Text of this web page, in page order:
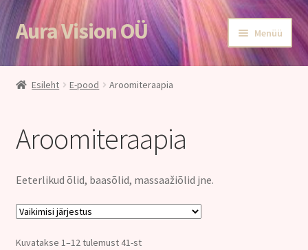
Liigu
navigeerimisele
Liigu
sisu
juurde
Aura Vision OÜ Menüü
Esileht
Teenused
Aroomiteraapia
Ole terve
Esileht E-pood Aroomiteraapia
Aroomiteraapia
Eeterlikud õlid, baasõlid, massaažiõlid jne.
Kuvatakse 1–12 tulemust 41-st